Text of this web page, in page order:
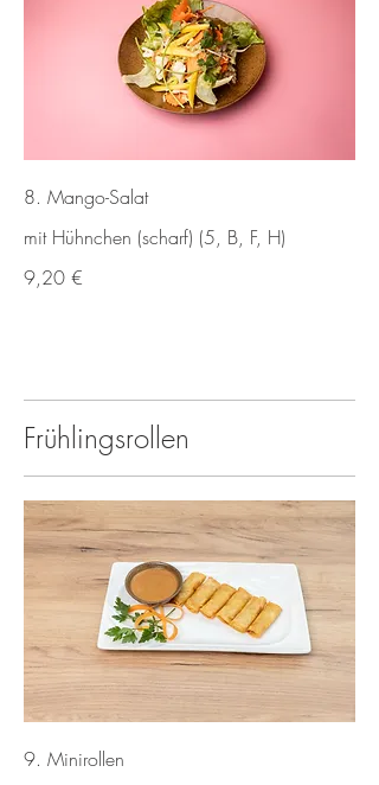
8. Mango-Salat
mit Hühnchen (scharf) (5, B, F, H)
9,20 €
Frühlingsrollen
9. Minirollen